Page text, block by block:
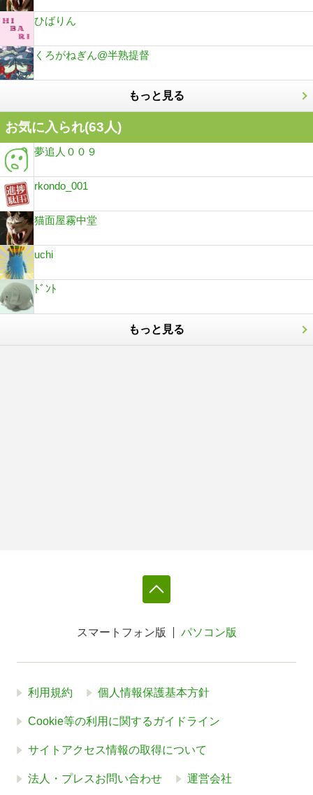
ひばりん
くろがねぎん@半熟提督
もっと見る
お気に入られ(63人)
夢追人００９
rkondo_001
猫面屋霧中堂
uchi
ﾄﾞﾝﾄ
もっと見る
スマートフォン版 パソコン版
利用規約 個人情報保護基本方針
Cookie等の利用に関するガイドライン
サイトアクセス情報の取得について
法人・プレスお問い合わせ 運営会社